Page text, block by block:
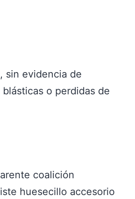
sin evidencia de
o perdidas de
coalición
huesecillo accesorio